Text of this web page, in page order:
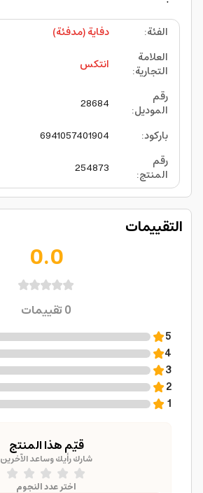
الفئة:
دفاية (مدفئة)
العلامة
التجارية:
انتكس
رقم
الموديل:
28684
باركود:
6941057401904
رقم
المنتج:
254873
التقييمات
0.0
0تقييمات
5
4
3
2
1
قيّم هذا المنتج
شارك رأيك وساعد الآخرين
اختر عدد النجوم